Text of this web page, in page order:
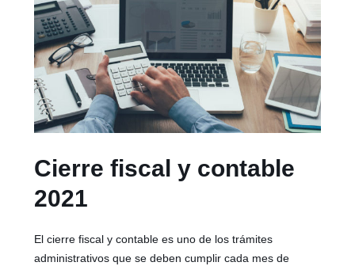
Cierre fiscal y contable
2021
El cierre fiscal y contable es uno de los trámites
administrativos que se deben cumplir cada mes de